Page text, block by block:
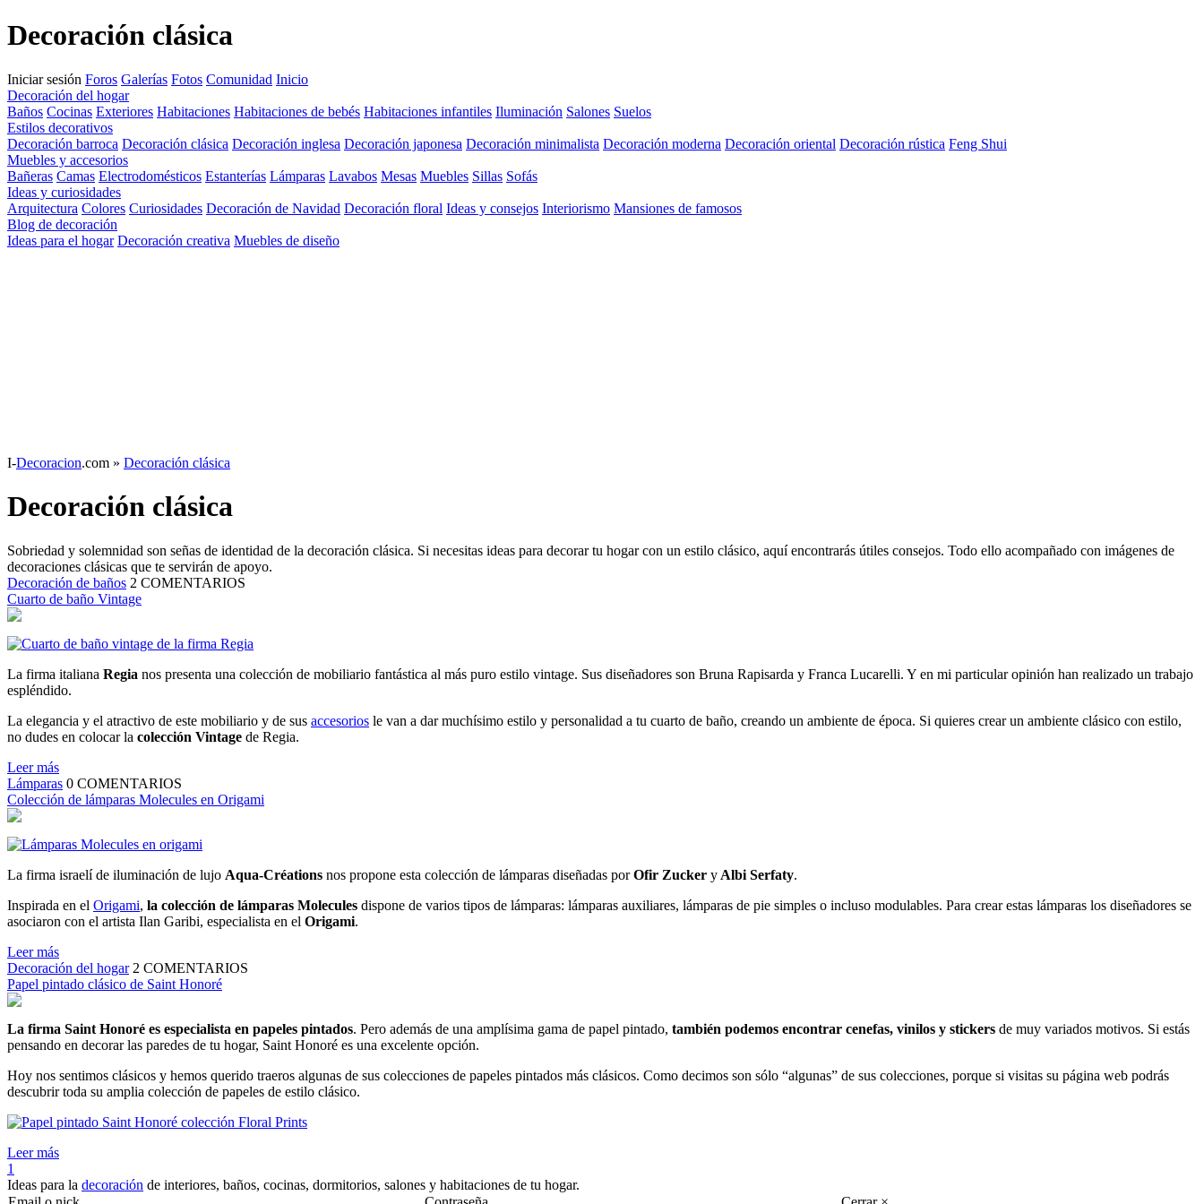
Decoración clásica
Iniciar sesión Foros Galerías Fotos Comunidad Inicio
Decoración del hogar
Baños Cocinas Exteriores Habitaciones Habitaciones de bebés Habitaciones infantiles Iluminación Salones Suelos
Estilos decorativos
Decoración barroca Decoración clásica Decoración inglesa Decoración japonesa Decoración minimalista Decoración moderna Decoración oriental Decoración rústica Feng Shui
Muebles y accesorios
Bañeras Camas Electrodomésticos Estanterías Lámparas Lavabos Mesas Muebles Sillas Sofás
Ideas y curiosidades
Arquitectura Colores Curiosidades Decoración de Navidad Decoración floral Ideas y consejos Interiorismo Mansiones de famosos
Blog de decoración
Ideas para el hogar Decoración creativa Muebles de diseño
I-Decoracion.com » Decoración clásica
Decoración clásica
Sobriedad y solemnidad son señas de identidad de la decoración clásica. Si necesitas ideas para decorar tu hogar con un estilo clásico, aquí encontrarás útiles consejos. Todo ello acompañado con imágenes de
decoraciones clásicas que te servirán de apoyo.
Decoración de baños 2 COMENTARIOS
Cuarto de baño Vintage
La firma italiana Regia nos presenta una colección de mobiliario fantástica al más puro estilo vintage. Sus diseñadores son Bruna Rapisarda y Franca Lucarelli. Y en mi particular opinión han realizado un trabajo
espléndido.
La elegancia y el atractivo de este mobiliario y de sus accesorios le van a dar muchísimo estilo y personalidad a tu cuarto de baño, creando un ambiente de época. Si quieres crear un ambiente clásico con estilo,
no dudes en colocar la colección Vintage de Regia.
Leer más
Lámparas 0 COMENTARIOS
Colección de lámparas Molecules en Origami
La firma israelí de iluminación de lujo Aqua-Créations nos propone esta colección de lámparas diseñadas porOfir Zucker y Albi Serfaty.
Inspirada en el Origami, la colección de lámparas Molecules dispone de varios tipos de lámparas: lámparas auxiliares, lámparas de pie simples o incluso modulables. Para crear estas lámparas los diseñadores se
asociaron con el artista Ilan Garibi, especialista en el Origami.
Leer más
Decoración del hogar 2 COMENTARIOS
Papel pintado clásico de Saint Honoré
La firma Saint Honoré es especialista en papeles pintados. Pero además de una amplísima gama de papel pintado, también podemos encontrar cenefas, vinilos y stickers de muy variados motivos. Si estás
pensando en decorar las paredes de tu hogar, Saint Honoré es una excelente opción.
Hoy nos sentimos clásicos y hemos querido traeros algunas de sus colecciones de papeles pintados más clásicos. Como decimos son sólo “algunas” de sus colecciones, porque si visitas su página web podrás
descubrir toda su amplia colección de papeles de estilo clásico.
Leer más
1
Ideas para la decoración de interiores, baños, cocinas, dormitorios, salones y habitaciones de tu hogar.